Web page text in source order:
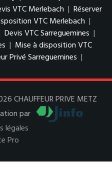
VTC Merlebach | Réserver
VTC Merlebach |
Devis VTC Sarreguemines |
| Mise à disposition VTC
Privé Sarreguemines |
CHAUFFEUR PRIVE METZ
par
légales
Pro